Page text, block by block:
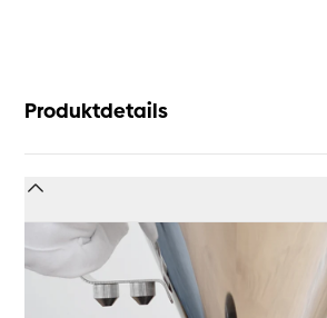
Produktdetails